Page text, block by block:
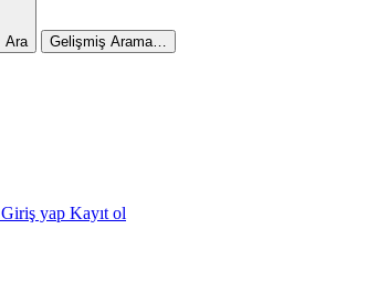
Ara Gelişmiş Arama…
Giriş yap Kayıt ol